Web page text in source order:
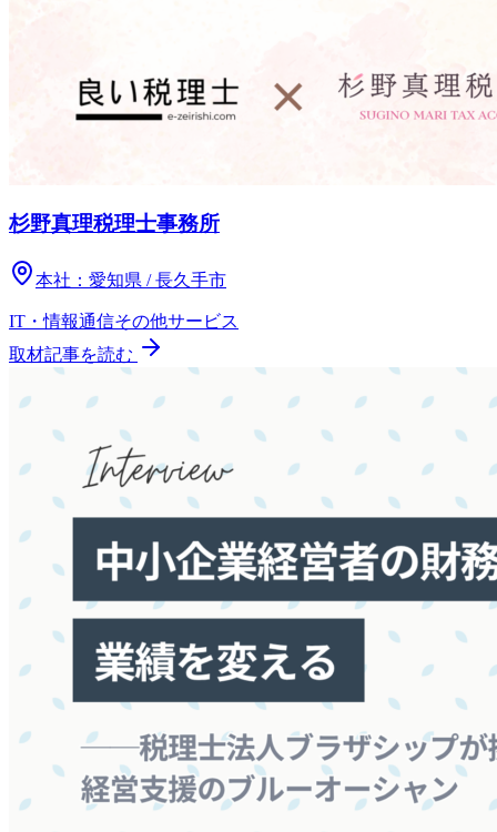
杉野真理税理士事務所
本社： 愛知県 / 長久手市
IT・情報通信その他サービス
取材記事を読む